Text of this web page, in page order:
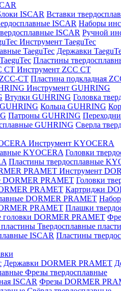
ISCAR Вставки
ISCAR Наборы
ISCAR Ручной
Инструмент TaeguTec
TaeguTec Державки
Пластины
Инструмент ZCС CT
CT Пластина подкладная
Инструмент GUHRING
Втулки GUHRING Головка
Кольца GUHRING
Патроны GUHRING
GUHRING Сверла
Инструмент KYOCERA
KYOCERA Головки
Пластины твердосплавные
Инструмент
DORMER PRAMET Головки
PRAMET Картриджи
DORMER PRAMET
PRAMET Плашки
DORMER PRAMET
Твердосплавные
ISCAR Пластины
Державки DORMER PRAMET
Фрезы твердосплавные
ISCAR Фрезы DORMER